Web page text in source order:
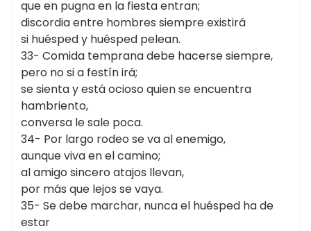
que en pugna en la fiesta entran;
discordia entre hombres siempre existirá
si huésped y huésped pelean.
33- Comida temprana debe hacerse siempre,
pero no si a festín irá;
se sienta y está ocioso quien se encuentra
hambriento,
conversa le sale poca.
34- Por largo rodeo se va al enemigo,
aunque viva en el camino;
al amigo sincero atajos llevan,
por más que lejos se vaya.
35- Se debe marchar, nunca el huésped ha de
estar